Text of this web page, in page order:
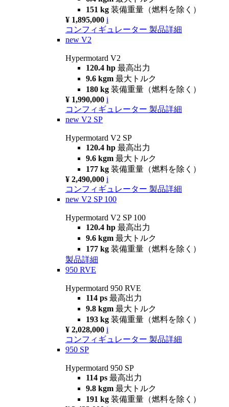
151 kg 装備重量（燃料を除く）
¥ 1,895,000 i
コンフィギュレーター 製品詳細
new V2
Hypermotard V2
120.4 hp 最高出力
9.6 kgm 最大トルク
180 kg 装備重量（燃料を除く）
¥ 1,990,000 i
コンフィギュレーター 製品詳細
new V2 SP
Hypermotard V2 SP
120.4 hp 最高出力
9.6 kgm 最大トルク
177 kg 装備重量（燃料を除く）
¥ 2,490,000 i
コンフィギュレーター 製品詳細
new V2 SP 100
Hypermotard V2 SP 100
120.4 hp 最高出力
9.6 kgm 最大トルク
177 kg 装備重量（燃料を除く）
製品詳細
950 RVE
Hypermotard 950 RVE
114 ps 最高出力
9.8 kgm 最大トルク
193 kg 装備重量（燃料を除く）
¥ 2,028,000 i
コンフィギュレーター 製品詳細
950 SP
Hypermotard 950 SP
114 ps 最高出力
9.8 kgm 最大トルク
191 kg 装備重量（燃料を除く）